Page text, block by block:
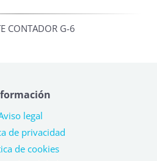
CONTADOR G-6
legal
de privacidad
de cookies